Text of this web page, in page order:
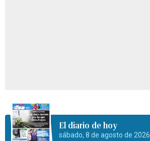
El diario de hoy
sábado, 8 de agosto de 2026